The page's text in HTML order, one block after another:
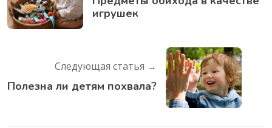
игрушек
Следующая статья →
Полезна ли детям похвала?